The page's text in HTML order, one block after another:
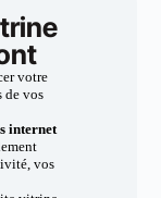
votre
de vos
internet
vos